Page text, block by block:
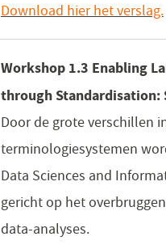
Download hier het verslag.
Workshop 1.3 Enabling
through Standardisation:
Door de grote verschillen
terminologiesystemen
Data Sciences and
gericht op het
data-analyses.